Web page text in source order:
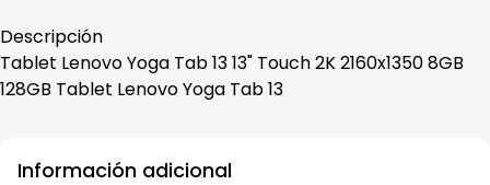
Descripción
Tablet Lenovo Yoga Tab 13 13" Touch 2K 2160x1350 8GB
128GB Tablet Lenovo Yoga Tab 13
Información adicional